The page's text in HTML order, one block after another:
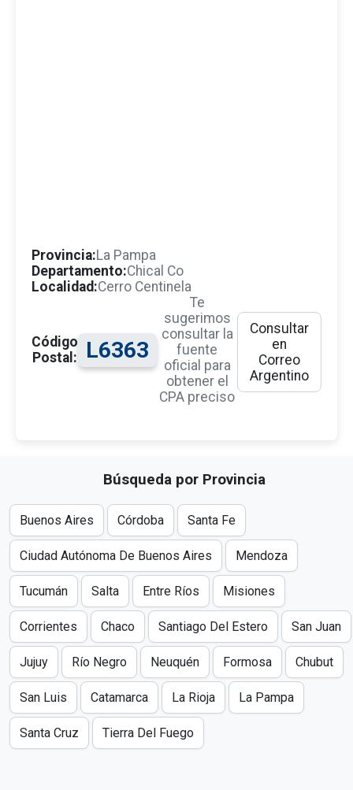
Provincia:La Pampa
Departamento:Chical Co
Localidad:Cerro Centinela
Código
Postal:
L6363
Te
sugerimos
consultar la
fuente
oficial para
obtener el
CPA preciso
Consultar
en
Correo
Argentino
Búsqueda por Provincia
Buenos Aires Córdoba Santa Fe
Ciudad Autónoma De Buenos Aires Mendoza
Tucumán Salta Entre Ríos Misiones
Corrientes Chaco Santiago Del Estero San Juan
Jujuy Río Negro Neuquén Formosa Chubut
San Luis Catamarca La Rioja La Pampa
Santa Cruz Tierra Del Fuego